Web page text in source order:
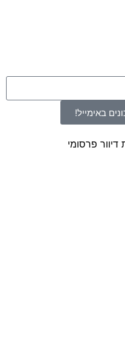
באימייל!
פרסומי